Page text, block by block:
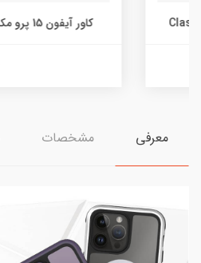
معرفی مشخصات